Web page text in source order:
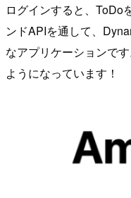
ログインすると、ToDo
ンドAPIを通して、
なアプリケーションで
ようになっています！